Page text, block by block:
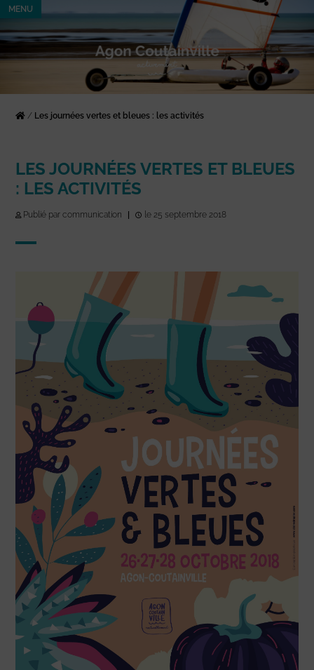
MENU
/ Les journées vertes et bleues : les activités
LES JOURNÉES VERTES ET BLEUES
: LES ACTIVITÉS
Publié par communication le 25 septembre 2018